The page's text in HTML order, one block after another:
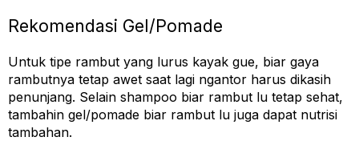
Rekomendasi Gel/Pomade
Untuk tipe rambut yang lurus kayak gue, biar gaya
rambutnya tetap awet saat lagi ngantor harus dikasih
penunjang. Selain shampoo biar rambut lu tetap sehat,
tambahin gel/pomade biar rambut lu juga dapat nutrisi
tambahan.